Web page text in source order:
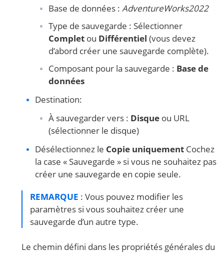
Base de données : AdventureWorks2022
Type de sauvegarde : Sélectionner
Complet ou Différentiel (vous devez
d’abord créer une sauvegarde complète).
Composant pour la sauvegarde : Base de
données
Destination:
À sauvegarder vers : Disque ou URL
(sélectionner le disque)
Désélectionnez le Copie uniquement Cochez
la case « Sauvegarde » si vous ne souhaitez pas
créer une sauvegarde en copie seule.
REMARQUE : Vous pouvez modifier les
paramètres si vous souhaitez créer une
sauvegarde d’un autre type.
Le chemin défini dans les propriétés générales du